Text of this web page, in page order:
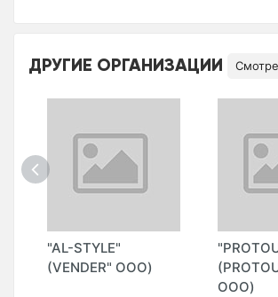
ДРУГИЕ ОРГАНИЗАЦИИ
"AL-STYLE"
(VENDER" ООО)
ООО)